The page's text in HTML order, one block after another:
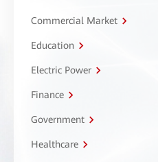
Commercial Market
Education
Electric Power
Finance
Government
Healthcare